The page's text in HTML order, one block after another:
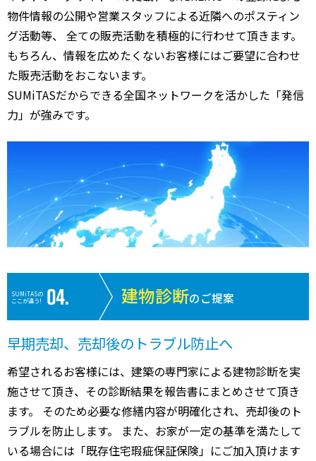
物件情報の公開や営業スタッフによる近隣へのポスティン
グ活動等、 全ての販売活動を積極的に行わせて頂きます。
もちろん、情報を広めたくないお客様にはご要望に合わせ
た販売活動をおこないます。
SUMiTASだからできる全国ネットワークを活かした「発信
力」が強みです。
SUMiTASの
ここが違う!
建物診断のご提案
早期売却、売却後のトラブル防止へ
希望されるお客様には、建築の専門家による建物診断を実
施させて頂き、その診断結果を報告書にまとめさせて頂き
ます。 そのため必要な修繕内容が明確化され、売却後のト
ラブルを防止します。 また、お家が一定の基準を満たして
いる場合には「既存住宅瑕疵保証保険」にご加入頂けます